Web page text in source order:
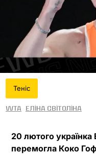
Теніс
WTA Еліна Світоліна
20 лютого українка
перемогла Коко